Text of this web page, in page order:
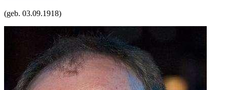
(geb. 03.09.1918)